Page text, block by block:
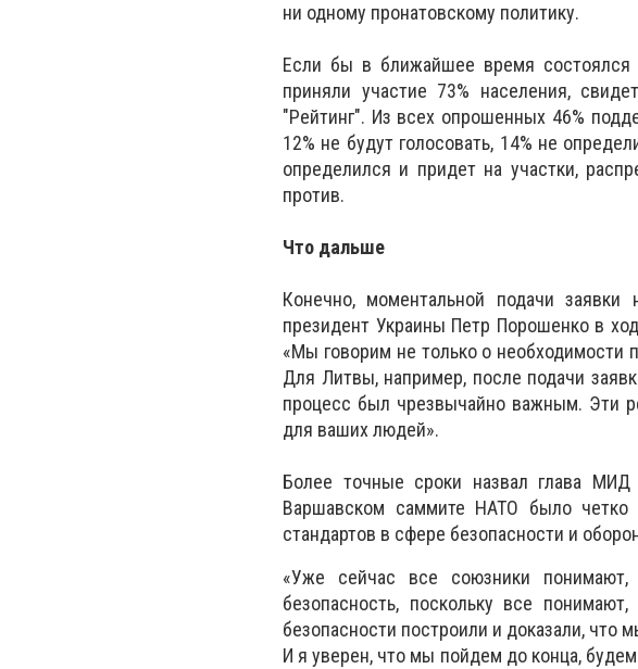
ни одному пронатовскому политику.
Если бы в ближайшее время
приняли участие 73% населения,
"Рейтинг". Из всех опрошенных 46%
12% не будут голосовать, 14% не
определился и придет на участки,
против.
Что дальше
Конечно, моментальной подачи
президент Украины Петр Порошенко в
«Мы говорим не только о необходимости
Для Литвы, например, после подачи
процесс был чрезвычайно важным. Эти
для ваших людей».
Более точные сроки назвал глава
Варшавском саммите НАТО было четко
стандартов в сфере безопасности и
«Уже сейчас все союзники
безопасность, поскольку все
безопасности построили и доказали, что
И я уверен, что мы пойдем до конца,